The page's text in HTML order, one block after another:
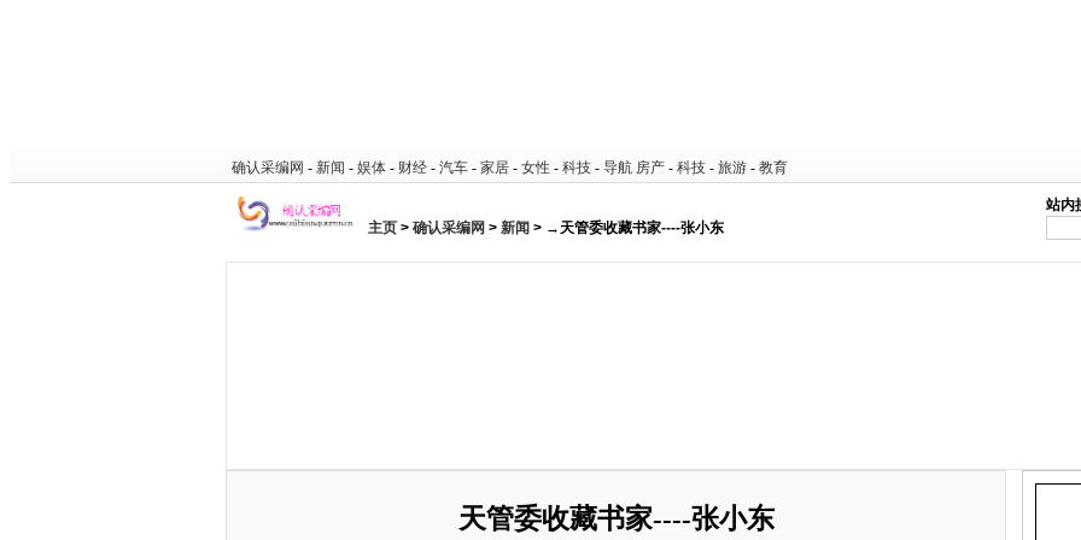
确认采编网 - 新闻 - 娱体 - 财经 - 汽车 - 家居 - 女性 - 科技 - 导航 房产 - 科技 - 旅游 - 教育
主页 > 确认采编网 > 新闻 > →天管委收藏书家----张小东
站内
天管委收藏书家----张小东